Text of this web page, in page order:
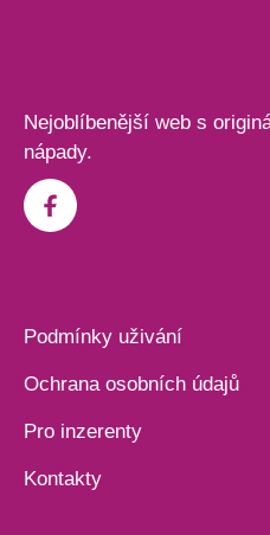
Nejoblíbenější web s
nápady.
Podmínky uživání
Ochrana osobních údajů
Pro inzerenty
Kontakty